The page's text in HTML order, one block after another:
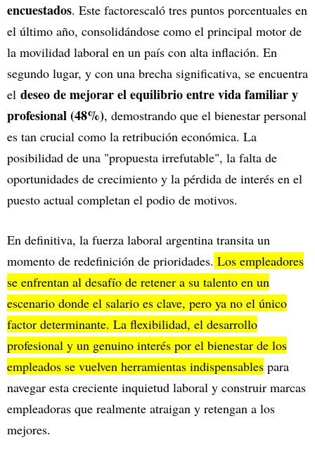
encuestados. Este factorescaló tres puntos porcentuales en
el último año, consolidándose como el principal motor de
la movilidad laboral en un país con alta inflación. En
segundo lugar, y con una brecha significativa, se encuentra
el deseo de mejorar el equilibrio entre vida familiar y
profesional (48%), demostrando que el bienestar personal
es tan crucial como la retribución económica. La
posibilidad de una "propuesta irrefutable", la falta de
oportunidades de crecimiento y la pérdida de interés en el
puesto actual completan el podio de motivos.
En definitiva, la fuerza laboral argentina transita un
momento de redefinición de prioridades. Los empleadores
se enfrentan al desafío de retener a su talento en un
escenario donde el salario es clave, pero ya no el único
factor determinante. La flexibilidad, el desarrollo
profesional y un genuino interés por el bienestar de los
empleados se vuelven herramientas indispensables para
navegar esta creciente inquietud laboral y construir marcas
empleadoras que realmente atraigan y retengan a los
mejores.